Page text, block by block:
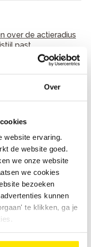
Over
website ervaring.
de website goed.
we onze website
we cookies
bezoeken
kunnen
te klikken, ga je
over de actieradius
past.
het rijgevoel:
een strak design
het frame oogt het
grotere
je nodig?
hoe soepel je
eraan hebt. Voor de
is een